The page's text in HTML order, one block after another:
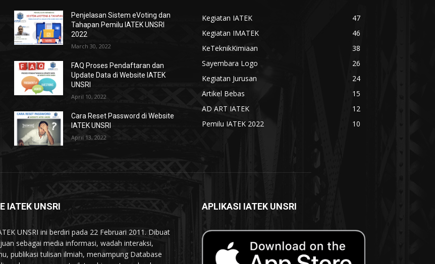
Penjelasan Sistem eVoting dan
Tahapan Pemilu IATEK UNSRI
2022
March 30, 2022
FAQ Proses Pendaftaran dan
Update Data di Website IATEK
UNSRI
April 10, 2022
Cara Reset Password di Website
IATEK UNSRI
April 13, 2022
Kegiatan IATEK
47
Kegiatan IMATEK
46
KeTeknikKimiaan
38
Sayembara Logo
26
Kegiatan Jurusan
24
Artikel Bebas
15
AD ART IATEK
12
Pemilu IATEK 2022
10
IATEK UNSRI
UNSRI ini berdiri pada 22 Februari 2011. Dibuat
sebagai media informasi, wadah interaksi,
publikasi tulisan ilmiah, menampung Database
APLIKASI IATEK UNSRI